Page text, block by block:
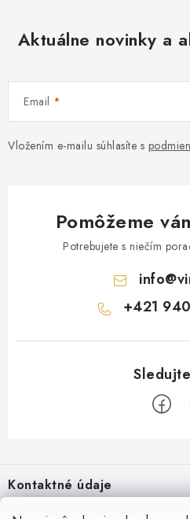
Aktuálne novinky a
Email
Vložením e-mailu súhlasíte s
Pomôžeme
Potrebujete s niečím
info@
+421
pKontaktné údaje
Vintino.sk